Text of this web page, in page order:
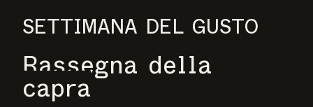
SETTIMANA DEL GUSTO
Rassegna della
capra